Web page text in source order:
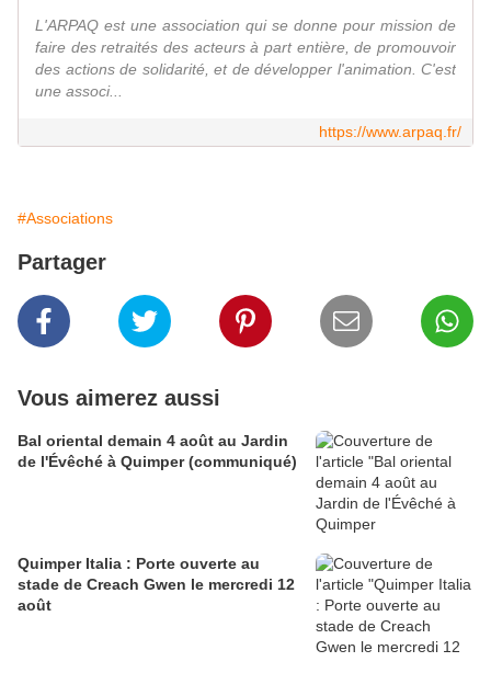
L'ARPAQ est une association qui se donne pour mission de
faire des retraités des acteurs à part entière, de promouvoir
des actions de solidarité, et de développer l'animation. C'est
une associ...
https://www.arpaq.fr/
#Associations
Partager
Vous aimerez aussi
Bal oriental demain 4 août au Jardin
de l'Évêché à Quimper (communiqué)
Quimper Italia : Porte ouverte au
stade de Creach Gwen le mercredi 12
août